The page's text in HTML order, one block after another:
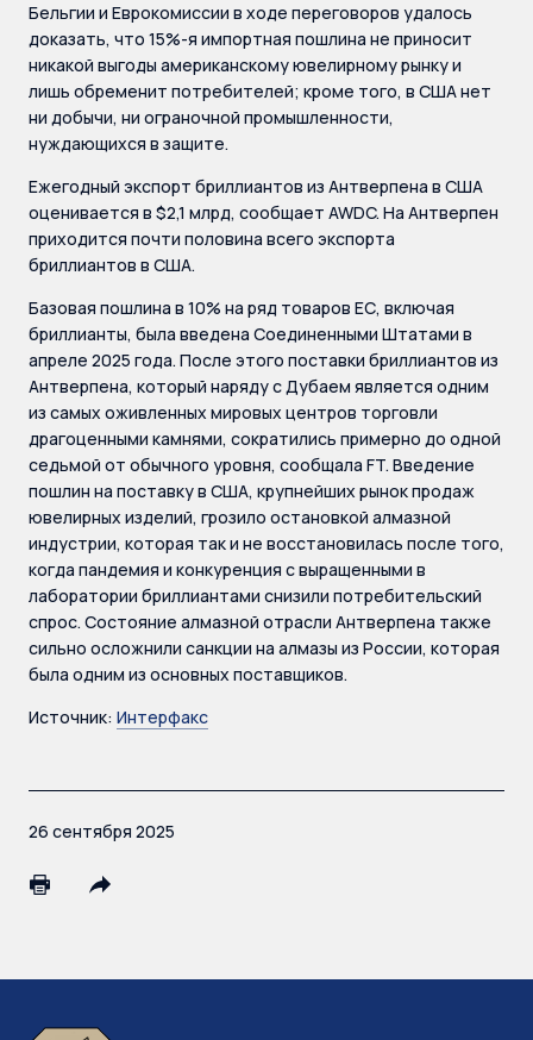
Бельгии и Еврокомиссии в ходе переговоров удалось
доказать, что 15%-я импортная пошлина не приносит
никакой выгоды американскому ювелирному рынку и
лишь обременит потребителей; кроме того, в США нет
ни добычи, ни ограночной промышленности,
нуждающихся в защите.
Ежегодный экспорт бриллиантов из Антверпена в США
оценивается в $2,1 млрд, сообщает AWDC. На Антверпен
приходится почти половина всего экспорта
бриллиантов в США.
Базовая пошлина в 10% на ряд товаров ЕС, включая
бриллианты, была введена Соединенными Штатами в
апреле 2025 года. После этого поставки бриллиантов из
Антверпена, который наряду с Дубаем является одним
из самых оживленных мировых центров торговли
драгоценными камнями, сократились примерно до одной
седьмой от обычного уровня, сообщала FT. Введение
пошлин на поставку в США, крупнейших рынок продаж
ювелирных изделий, грозило остановкой алмазной
индустрии, которая так и не восстановилась после того,
когда пандемия и конкуренция с выращенными в
лаборатории бриллиантами снизили потребительский
спрос. Состояние алмазной отрасли Антверпена также
сильно осложнили санкции на алмазы из России, которая
была одним из основных поставщиков.
Источник: Интерфакс
26 сентября 2025